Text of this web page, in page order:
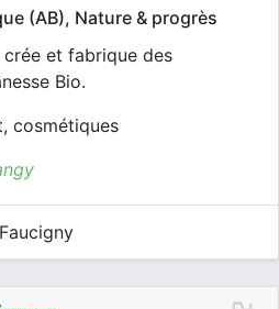
(AB), Nature & progrès
et fabrique des
Bio.
cosmétiques